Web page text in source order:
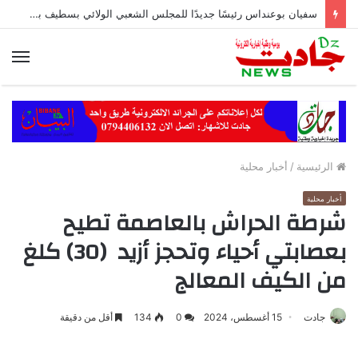
سفيان بوعنداس رئيسًا جديدًا للمجلس الشعبي الولائي بسطيف بالأغلبية
الرئيسية / أخبار محلية
أخبار محلية
شرطة الحراش بالعاصمة تطيح
بعصابتي أحياء وتحجز أزيد (30) كلغ
من الكيف المعالج
جادت 15 أغسطس، 2024 0
134 أقل من دقيقة